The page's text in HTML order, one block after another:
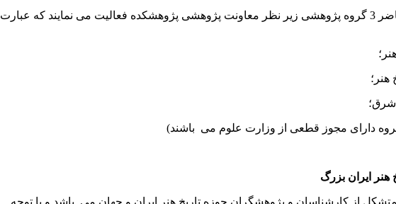
در حال حاضر 3 گروه پژوهشی زیر نظر معاونت پژوهشی پژوهشکده فعالیت می نمایند که عبارت
هنر؛
شرق؛
دارای مجوز قطعی از وزارت علوم می ‌ باشند)
هنر ایران بزرگ
از کارشناسان و پژوهشگران حوزه تاریخ هنر ایران و جهان می ‌ باشد و با توجه